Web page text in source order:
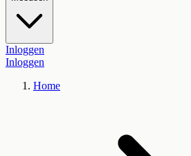
Inloggen
Inloggen
Home